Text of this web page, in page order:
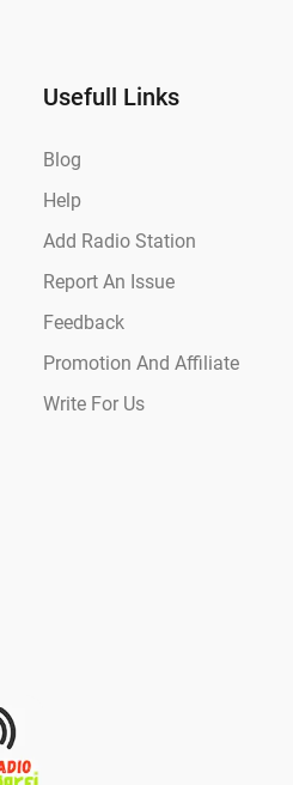
Usefull Links
Blog
Help
Add Radio Station
Report An Issue
Feedback
Promotion And Affiliate
Write For Us